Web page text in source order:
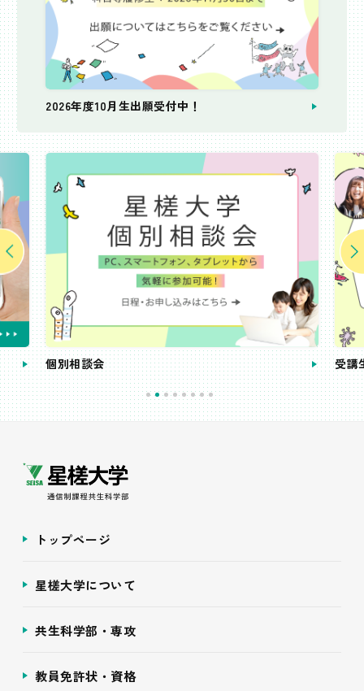
2026年度10月生出願受付中！
個別相談会 受講
トップページ
星槎大学について
共生科学部・専攻
教員免許状・資格